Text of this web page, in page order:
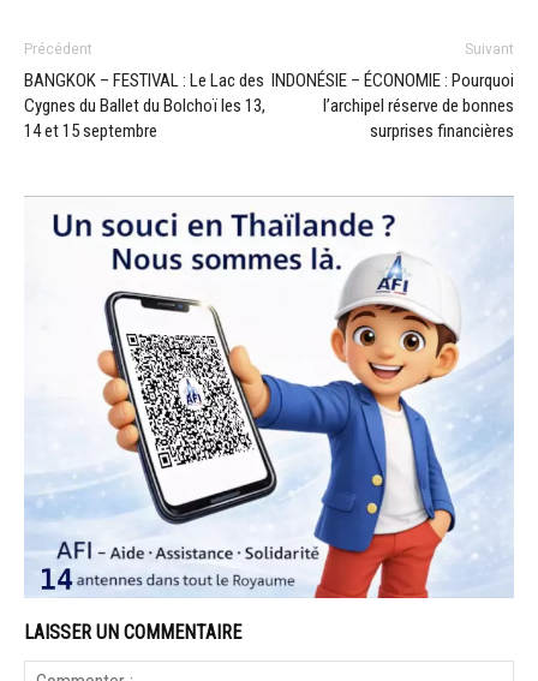
Précédent
BANGKOK – FESTIVAL : Le Lac des
Cygnes du Ballet du Bolchoï les 13,
14 et 15 septembre
Suivant
INDONÉSIE – ÉCONOMIE : Pourquoi
l’archipel réserve de bonnes
surprises financières
LAISSER UN COMMENTAIRE